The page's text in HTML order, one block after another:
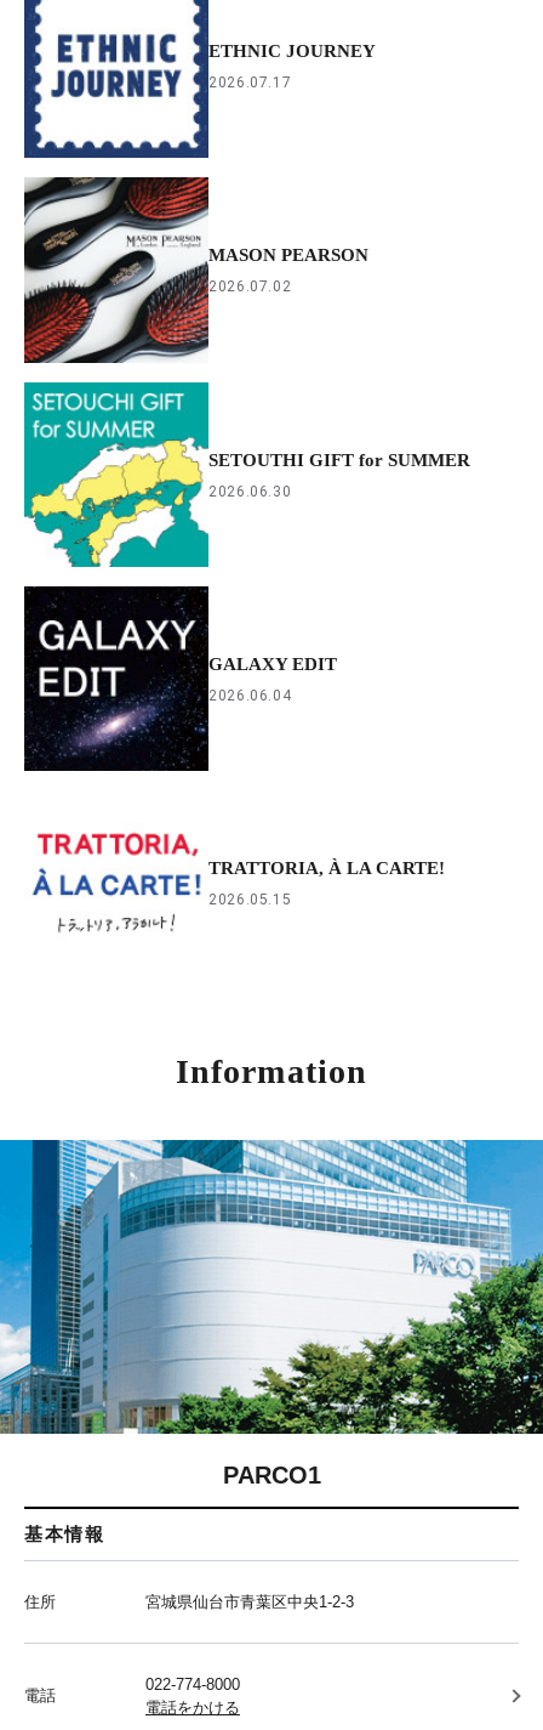
ETHNIC JOURNEY
2026.07.17
MASON PEARSON
2026.07.02
SETOUTHI GIFT for SUMMER
2026.06.30
GALAXY EDIT
2026.06.04
TRATTORIA, À LA CARTE!
2026.05.15
Information
PARCO1
基本情報
住所 宮城県仙台市青葉区中央1-2-3
電話
022-774-8000
電話をかける